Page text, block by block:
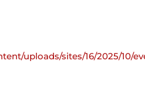
uploads/sites/16/2025/10/